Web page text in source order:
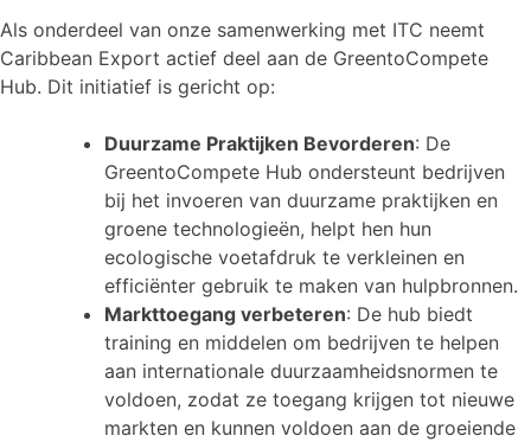
Als onderdeel van onze samenwerking met ITC neemt
Caribbean Export actief deel aan de GreentoCompete
Hub. Dit initiatief is gericht op:
Duurzame Praktijken Bevorderen: De
GreentoCompete Hub ondersteunt bedrijven
bij het invoeren van duurzame praktijken en
groene technologieën, helpt hen hun
ecologische voetafdruk te verkleinen en
efficiënter gebruik te maken van hulpbronnen.
Markttoegang verbeteren: De hub biedt
training en middelen om bedrijven te helpen
aan internationale duurzaamheidsnormen te
voldoen, zodat ze toegang krijgen tot nieuwe
markten en kunnen voldoen aan de groeiende